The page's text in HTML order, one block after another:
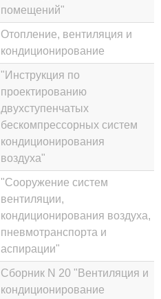
помещений"
Отопление, вентиляция и
кондиционирование
"Инструкция по
проектированию
двухступенчатых
бескомпрессорных систем
кондиционирования
воздуха"
"Сооружение систем
вентиляции,
кондиционирования воздуха,
пневмотранспорта и
аспирации"
Сборник N 20 "Вентиляция и
кондиционирование